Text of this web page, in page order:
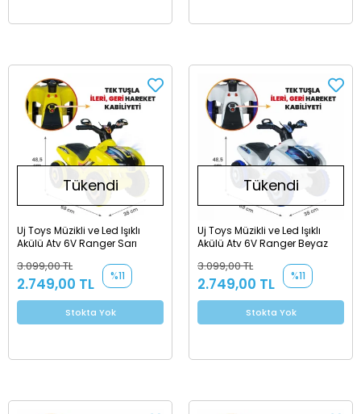
Tükendi
Uj Toys Müzikli ve Led Işıklı
Akülü Atv 6V Ranger Sarı
3.099,00 TL
2.749,00 TL %11
Stokta Yok
Tükendi
Uj Toys Müzikli ve Led Işıklı
Akülü Atv 6V Ranger Beyaz
3.099,00 TL
2.749,00 TL %11
Stokta Yok